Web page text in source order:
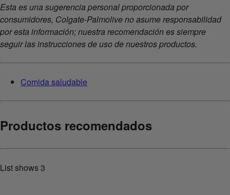
Esta es una sugerencia personal proporcionada por
consumidores, Colgate-Palmolive no asume responsabilidad
por esta información; nuestra recomendación es siempre
seguir las instrucciones de uso de nuestros productos.
Comida saludable
Productos recomendados
List shows3